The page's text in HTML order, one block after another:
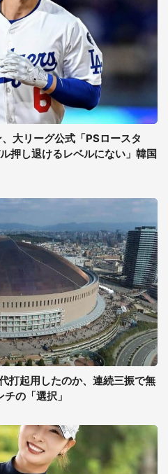
大リーグ公式「PSロースタ
押し退けるレベルにない」韓国
打起用したのか、連続三振で無
の「選択」